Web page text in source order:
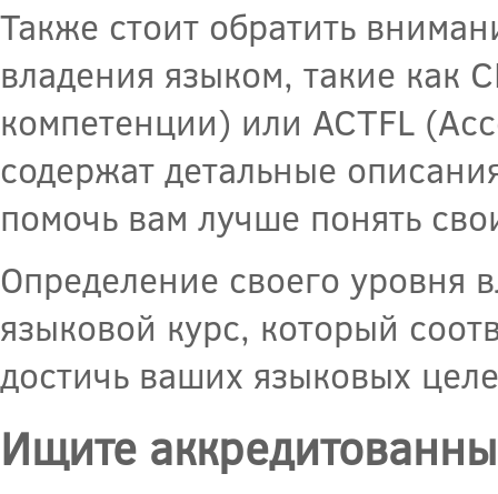
Также стоит обратить
владения языком, такие как
компетенции) или ACTFL
содержат детальные
помочь вам лучше понять
Определение своего уровня
языковой курс, который
достичь ваших языковых
Ищите